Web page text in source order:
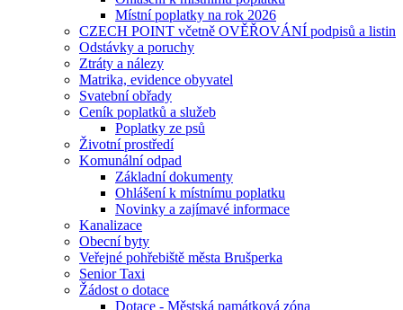
Místní poplatky na rok 2026
CZECH POINT včetně OVĚŘOVÁNÍ podpisů a listin
Odstávky a poruchy
Ztráty a nálezy
Matrika, evidence obyvatel
Svatební obřady
Ceník poplatků a služeb
Poplatky ze psů
Životní prostředí
Komunální odpad
Základní dokumenty
Ohlášení k místnímu poplatku
Novinky a zajímavé informace
Kanalizace
Obecní byty
Veřejné pohřebiště města Brušperka
Senior Taxi
Žádost o dotace
Dotace - Městská památková zóna